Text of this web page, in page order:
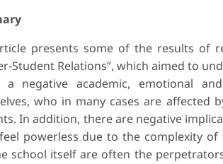
presents some of the results of
Student Relations”, which aimed to
a negative academic, emotional
who in many cases are affected
In addition, there are negative
powerless due to the complexity
school itself are often the